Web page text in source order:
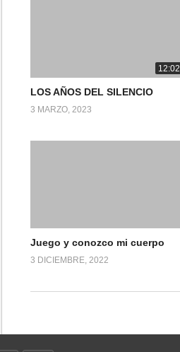
12:02
LOS AÑOS DEL SILENCIO
3 MARZO, 2023
Juego y conozco mi cuerpo
3 DICIEMBRE, 2022